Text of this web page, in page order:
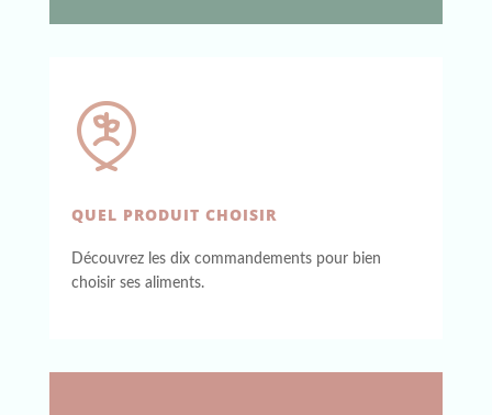
QUEL PRODUIT CHOISIR
Découvrez les dix commandements pour bien
choisir ses aliments.